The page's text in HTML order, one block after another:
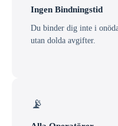
Ingen Bindningstid
Du binder dig inte i
utan dolda avgifter.
📡